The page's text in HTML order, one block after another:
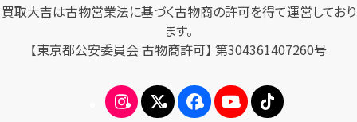
買取大吉は古物営業法に基づく古物商の許可を得て運営しており
ます。
【東京都公安委員会 古物商許可】 第304361407260号